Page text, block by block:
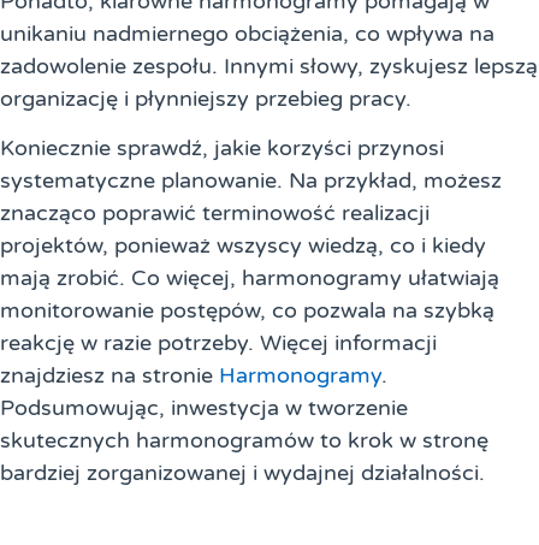
unikaniu nadmiernego obciążenia, co wpływa na
zadowolenie zespołu. Innymi słowy, zyskujesz lepszą
organizację i płynniejszy przebieg pracy.
Koniecznie sprawdź, jakie korzyści przynosi
systematyczne planowanie. Na przykład, możesz
znacząco poprawić terminowość realizacji
projektów, ponieważ wszyscy wiedzą, co i kiedy
mają zrobić. Co więcej, harmonogramy ułatwiają
monitorowanie postępów, co pozwala na szybką
reakcję w razie potrzeby. Więcej informacji
znajdziesz na stronie Harmonogramy.
Podsumowując, inwestycja w tworzenie
skutecznych harmonogramów to krok w stronę
bardziej zorganizowanej i wydajnej działalności.